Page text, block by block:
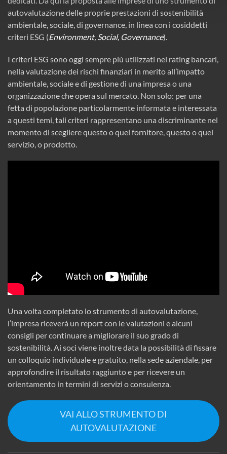
autovalutazione delle proprie prestazioni di sostenibilità
ambientale, sociale, di governance, in linea con i cosiddetti
criteri ESG (Environment, Social, Governance).
I criteri ESG sono oggi sempre più utilizzati nei rating bancari,
nella valutazione dei rischi finanziari in merito all’impatto
ambientale, sociale e di gestione di una impresa o una
organizzazione che opera sul mercato. Non solo: per una
fetta di popolazione particolarmente informata e interessata
a questi temi, tali criteri rappresentano una discriminante nel
momento di scegliere questo o quel fornitore, questo o quel
servizio, o prodotto.
Una volta completato lo strumento di autovalutazione,
l’impresa riceverà un report con le valutazioni e alcuni
consigli per continuare a migliorare il suo grado di
sostenibilità. Ai soci viene inoltre data la possibilità di fissare
un colloquio individuale e gratuito, nella sede aziendale, per
approfondire il risultato raggiunto e per ricevere un
orientamento in termini di servizi o consulenza.
VAI ALLO STRUMENTO DI
AUTOVALUTAZIONE